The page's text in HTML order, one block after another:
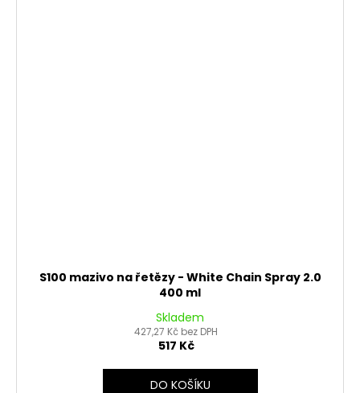
S100 mazivo na řetězy - White Chain Spray 2.0
400 ml
Skladem
427,27 Kč bez DPH
517 Kč
DO KOŠÍKU